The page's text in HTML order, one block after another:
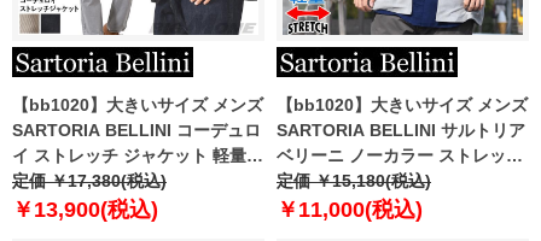
【bb1020】大きいサイズ メンズ
SARTORIA BELLINI コーデュロ
イ ストレッチ ジャケット 軽量
イージーケア azjw2332-s1
定価 ￥17,380(税込)
￥13,900(税込)
【bb1020】大きいサイズ メンズ
SARTORIA BELLINI サルトリア
ベリーニ ノーカラー ストレッチ
ジャケット 軽量 ウォッシャブル
イージーケア azjs2399-n
定価 ￥15,180(税込)
￥11,000(税込)